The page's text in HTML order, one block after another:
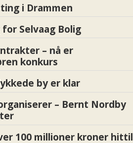
i Drammen
for Selvaag Bolig
– nå er
konkurs
by er klar
– Bernt Nordby
100 millioner kroner hittil